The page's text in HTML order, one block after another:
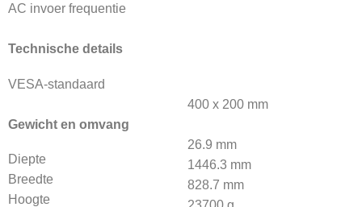
AC invoer frequentie
Technische details
VESA-standaard
400 x 200 mm
Gewicht en omvang
Diepte
Breedte
Hoogte
26.9 mm
1446.3 mm
828.7 mm